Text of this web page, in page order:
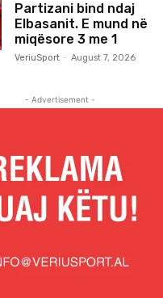
Partizani bind ndaj
Elbasanit. E mund në
miqësore 3 me 1
VeriuSport - August 7, 2026
- Advertisement -